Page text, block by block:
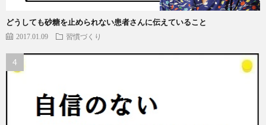
どうしても砂糖を止められない患者さんに伝えていること
2017.01.09 習慣づくり